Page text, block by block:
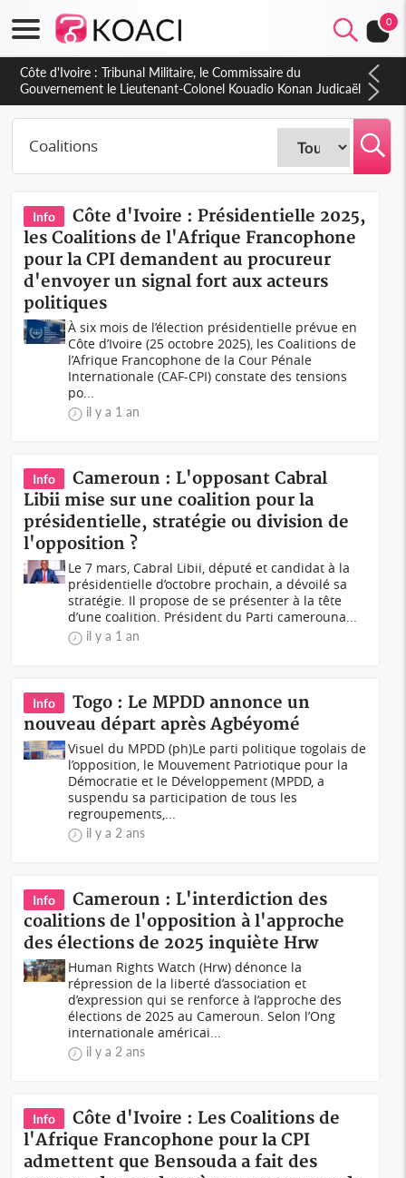
0
Côte d'Ivoire : Tribunal Militaire, le Commissaire du
Gouvernement le Lieutenant-Colonel Kouadio Konan Judicaël
fait le bilan de l'année judiciaire 2025-2026
Info
Côte d'Ivoire : Présidentielle 2025,
les Coalitions de l'Afrique Francophone
pour la CPI demandent au procureur
d'envoyer un signal fort aux acteurs
politiques
À six mois de l’élection présidentielle prévue en
Côte d’Ivoire (25 octobre 2025), les Coalitions de
l’Afrique Francophone de la Cour Pénale
Internationale (CAF-CPI) constate des tensions
po...
il y a 1 an
Info
Cameroun : L'opposant Cabral
Libii mise sur une coalition pour la
présidentielle, stratégie ou division de
l'opposition ?
Le 7 mars, Cabral Libii, député et candidat à la
présidentielle d’octobre prochain, a dévoilé sa
stratégie. Il propose de se présenter à la tête
d’une coalition. Président du Parti camerouna...
il y a 1 an
Info
Togo : Le MPDD annonce un
nouveau départ après Agbéyomé
Visuel du MPDD (ph)Le parti politique togolais de
l’opposition, le Mouvement Patriotique pour la
Démocratie et le Développement (MPDD, a
suspendu sa participation de tous les
regroupements,...
il y a 2 ans
Info
Cameroun : L'interdiction des
coalitions de l'opposition à l'approche
des élections de 2025 inquiète Hrw
Human Rights Watch (Hrw) dénonce la
répression de la liberté d’association et
d’expression qui se renforce à l’approche des
élections de 2025 au Cameroun. Selon l’Ong
internationale américai...
il y a 2 ans
Info
Côte d'Ivoire : Les Coalitions de
l'Afrique Francophone pour la CPI
admettent que Bensouda a fait des